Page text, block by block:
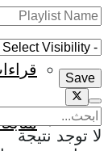
لا توجد نتيجة